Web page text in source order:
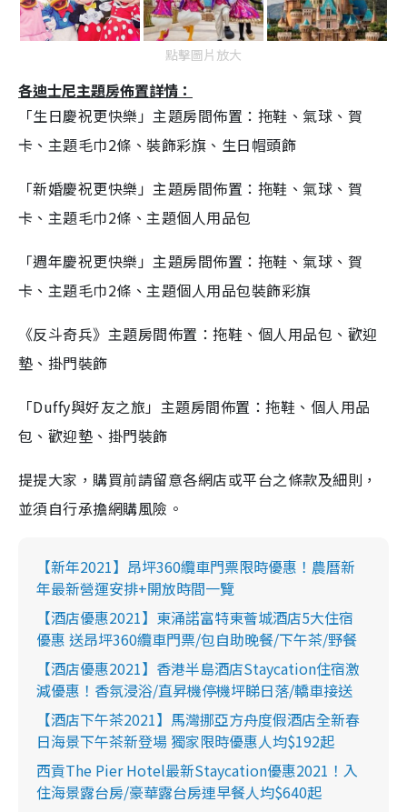
點擊圖片放大
各迪士尼主題房佈置詳情：
「生日慶祝更快樂」主題房間佈置：拖鞋、氣球、賀
卡、主題毛巾2條、裝飾彩旗、生日帽頭飾
「新婚慶祝更快樂」主題房間佈置：拖鞋、氣球、賀
卡、主題毛巾2條、主題個人用品包
「週年慶祝更快樂」主題房間佈置：拖鞋、氣球、賀
卡、主題毛巾2條、主題個人用品包裝飾彩旗
《反斗奇兵》主題房間佈置：拖鞋、個人用品包、歡迎
墊、掛門裝飾
「Duffy與好友之旅」主題房間佈置：拖鞋、個人用品
包、歡迎墊、掛門裝飾
提提大家，購買前請留意各網店或平台之條款及細則，
並須自行承擔網購風險。
【新年2021】昂坪360纜車門票限時優惠！農曆新
年最新營運安排+開放時間一覽
【酒店優惠2021】東涌諾富特東薈城酒店5大住宿
優惠 送昂坪360纜車門票/包自助晚餐/下午茶/野餐
【酒店優惠2021】香港半島酒店Staycation住宿激
減優惠！香氛浸浴/直昇機停機坪睇日落/轎車接送
【酒店下午茶2021】馬灣挪亞方舟度假酒店全新春
日海景下午茶新登場 獨家限時優惠人均$192起
西貢The Pier Hotel最新Staycation優惠2021！入
住海景露台房/豪華露台房連早餐人均$640起